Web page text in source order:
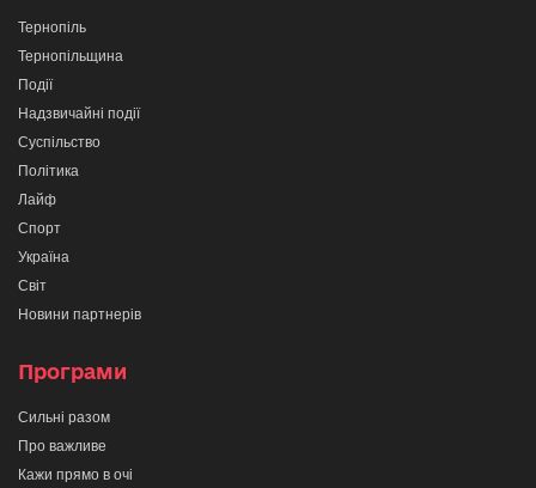
Тернопіль
Тернопільщина
Події
Надзвичайні події
Суспільство
Політика
Лайф
Спорт
Україна
Світ
Новини партнерів
Програми
Сильні разом
Про важливе
Кажи прямо в очі